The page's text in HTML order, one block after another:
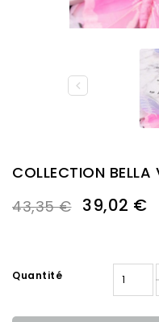

COLLECTION
43,35 € 39,02 €
Quantité